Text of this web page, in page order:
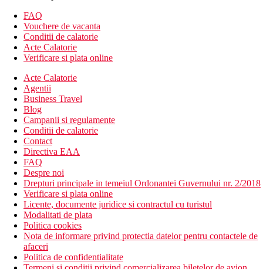
Oferta sportiva
Contra cost:biliard
Copii
Loc de joaca pentru copii, piscina pentru copii, patuturi gratuite
(la cerere)-
Site-ul web
http://www.hotel-koukounaria.com/index.php
Taxa turistica
Incepand cu 2025, in Grecia exista obligatia de a plati taxa
climatica in functie de categoria de hotel. Taxa nu este inclusa in
tariful ofertei si va fi achitata de catre client la receptia hotelului.
Noile taxe de statiune in Grecia sunt (Aprilie – Octombrie):
10.00 €. Tarifele afisate sunt pe camera/noapte.
Distanţe
18 km
FAQ
Vouchere de vacanta
Conditii de calatorie
Acte Calatorie
Verificare si plata online
Acte Calatorie
Agentii
Business Travel
Blog
Campanii si regulamente
Conditii de calatorie
Contact
Directiva EAA
FAQ
Despre noi
Drepturi principale in temeiul Ordonantei Guvernului nr. 2/2018
Verificare si plata online
Licente, documente juridice si contractul cu turistul
Modalitati de plata
Politica cookies
Nota de informare privind protectia datelor pentru contactele de
afaceri
Politica de confidentialitate